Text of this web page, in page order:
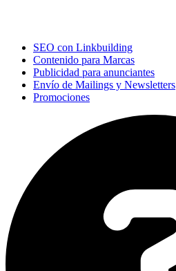
SEO con Linkbuilding
Contenido para Marcas
Publicidad para anunciantes
Envío de Mailings y Newsletters
Promociones